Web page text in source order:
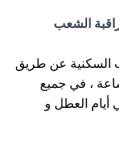
الشعب
السكنية عن طريق
بنا ، فخدماتنا متوفرة على مدار 24 ساعة ، في جميع
العطل و